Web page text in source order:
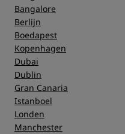
Bangalore
Berlijn
Boedapest
Kopenhagen
Dubai
Dublin
Gran Canaria
Istanboel
Londen
Manchester